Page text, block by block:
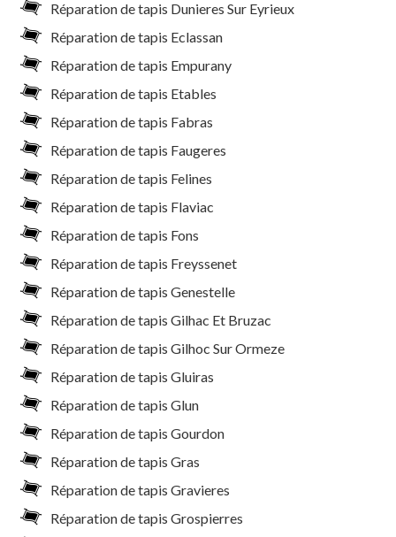
Réparation de tapis Dunieres Sur Eyrieux
Réparation de tapis Eclassan
Réparation de tapis Empurany
Réparation de tapis Etables
Réparation de tapis Fabras
Réparation de tapis Faugeres
Réparation de tapis Felines
Réparation de tapis Flaviac
Réparation de tapis Fons
Réparation de tapis Freyssenet
Réparation de tapis Genestelle
Réparation de tapis Gilhac Et Bruzac
Réparation de tapis Gilhoc Sur Ormeze
Réparation de tapis Gluiras
Réparation de tapis Glun
Réparation de tapis Gourdon
Réparation de tapis Gras
Réparation de tapis Gravieres
Réparation de tapis Grospierres